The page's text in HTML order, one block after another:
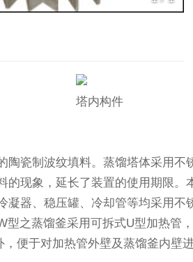
塔内构件
瓷制波纹填料。蒸馏塔体采用不
的现象，延长了装置的使用期限。
凝器、稳压罐、冷却管等均采用不
型之蒸馏釜采用可拆式U型加热管
，便于对加热管外壁及蒸馏釜内壁